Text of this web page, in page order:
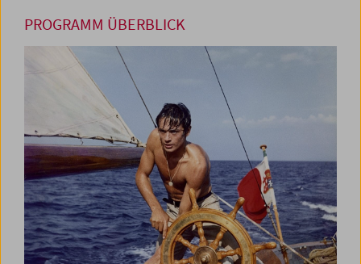
PROGRAMM ÜBERBLICK